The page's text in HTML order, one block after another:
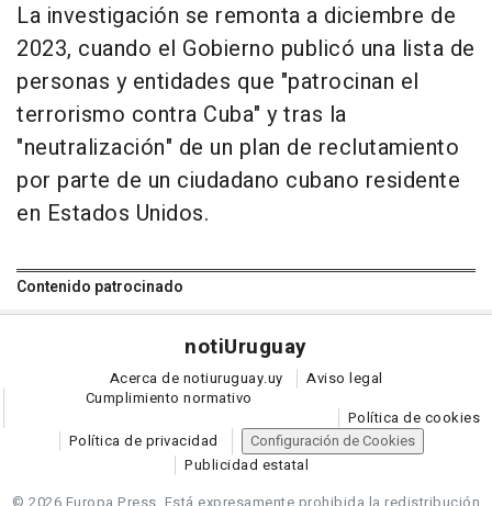
La investigación se remonta a diciembre de
2023, cuando el Gobierno publicó una lista de
personas y entidades que "patrocinan el
terrorismo contra Cuba" y tras la
"neutralización" de un plan de reclutamiento
por parte de un ciudadano cubano residente
en Estados Unidos.
Contenido patrocinado
notiUruguay
Acerca de notiuruguay.uy
Aviso legal
Cumplimiento normativo
Política de cookies
Política de privacidad
Configuración de Cookies
Publicidad estatal